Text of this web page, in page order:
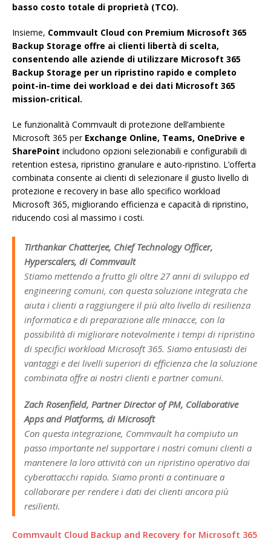
basso costo totale di proprietà (TCO).
Insieme, Commvault Cloud con Premium Microsoft 365
Backup Storage offre ai clienti libertà di scelta,
consentendo alle aziende di utilizzare Microsoft 365
Backup Storage per un ripristino rapido e completo
point-in-time dei workload e dei dati Microsoft 365
mission-critical.
Le funzionalità Commvault di protezione dell’ambiente
Microsoft 365 perExchange Online, Teams, OneDrive e
SharePoint includono opzioni selezionabili e configurabili di
retention estesa, ripristino granulare e auto-ripristino. L’offerta
combinata consente ai clienti di selezionare il giusto livello di
protezione e recovery in base allo specifico workload
Microsoft 365, migliorando efficienza e capacità di ripristino,
riducendo così al massimo i costi.
Tirthankar Chatterjee, Chief Technology Officer,
Hyperscalers, di Commvault
Stiamo mettendo a frutto gli oltre 27 anni di sviluppo ed
engineering comuni, con questa soluzione integrata che
aiuta i clienti a raggiungere il più alto livello di resilienza
informatica e di preparazione alle minacce, con la
possibilità di migliorare notevolmente i tempi di ripristino
di specifici workload Microsoft 365. Siamo entusiasti dei
vantaggi e dei livelli superiori di efficienza che la soluzione
combinata offre ai nostri clienti e partner comuni.
Zach Rosenfield, Partner Director of PM, Collaborative
Apps and Platforms, di Microsoft
Con questa integrazione, Commvault ha compiuto un
passo importante nel supportare i nostri comuni clienti a
mantenere la loro attività con un ripristino operativo dai
cyberattacchi rapido. Siamo pronti a continuare a
collaborare per rendere i dati dei clienti ancora più
resilienti.
Commvault Cloud Backup and Recovery for Microsoft 365